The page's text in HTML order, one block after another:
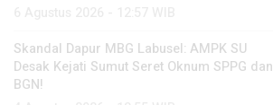
Skandal Dapur MBG Labusel: AMPK SU
Desak Kejati Sumut Seret Oknum SPPG dan
BGN!